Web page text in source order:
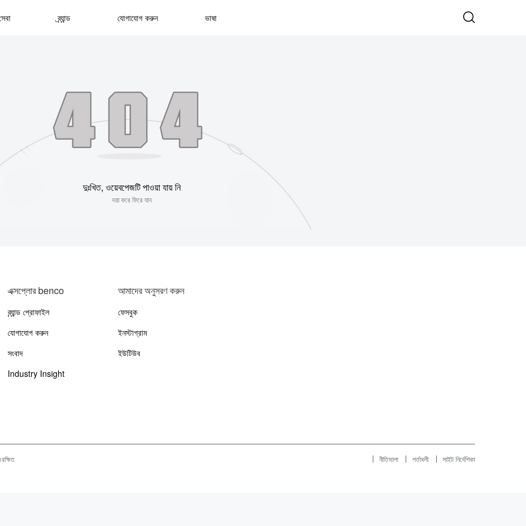
ব্র্যান্ড যোগাযোগ করুন ভাষা
দুঃখিত, ওয়েবপেজটি পাওয়া যায় নি
দয়া করে ফিরে যান
এক্সপ্লোর benco
ব্র্যান্ড প্রোফাইল
যোগাযোগ করুন
সংবাদ
Industry Insight
আমাদের অনুসরণ করুন
ফেসবুক
ইনস্টাগ্রাম
ইউটিউব
নীতিমালা শর্তাবলী সাইট নির্দেশিকা